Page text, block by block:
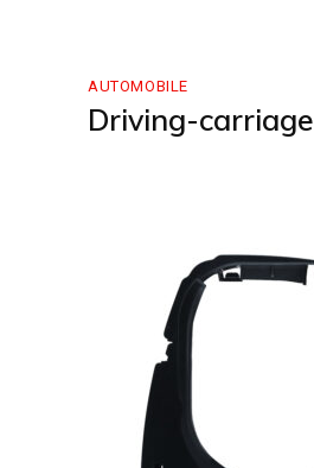
AUTOMOBILE
Driving-carriage